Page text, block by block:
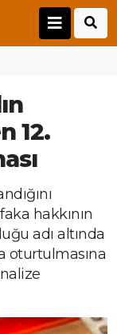
12.
hakkının
adı altında
oturtulmasına